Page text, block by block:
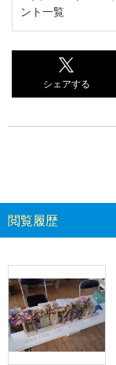
ント一覧
シェアする
閲覧履歴